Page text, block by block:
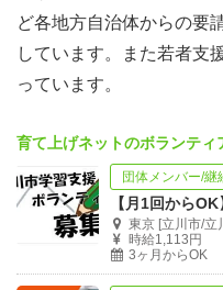
ど各地方自治体からの要
しています。また若者支
っています。
育て上げネットのボランティ
団体メンバー/継
東京 [立川市/立
時給1,113円
3ヶ月からOK